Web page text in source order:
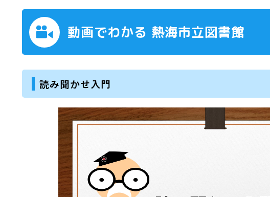
動画でわかる 熱海市立図書館
読み聞かせ入門